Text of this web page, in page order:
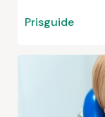
Prisguide